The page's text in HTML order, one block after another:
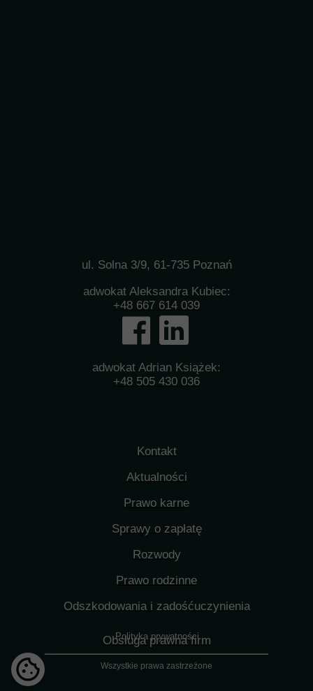
Kontakt
Aktualności
Prawo karne
Odszkodowania i zadośćuczynienia
Prawo rodzinne
Rozwody
Sprawy o zapłatę
Obsługa prawna firm
Polityka prywatności
adwokat Aleksandra Kubiec:
+48 667 614 039
ul. Solna 3/9, 61-735 Poznań
Wszystkie prawa zastrzeżone
adwokat Adrian Książek:
+48 505 430 036